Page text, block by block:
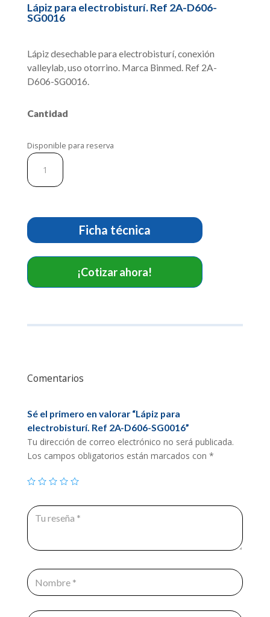
Lápiz para electrobisturí. Ref 2A-D606-
SG0016
Lápiz desechable para electrobisturí, conexión
valleylab, uso otorrino. Marca Binmed. Ref 2A-
D606-SG0016.
Cantidad
Disponible para reserva
Lápiz
electrobisturí.
2A-
D606-
SG0016
cantidad
Ficha técnica
¡Cotizar ahora!
Comentarios
Sé el primero en valorar “Lápiz para
electrobisturí. Ref 2A-D606-SG0016”
Tu dirección de correo electrónico no será publicada.
Los campos obligatorios están marcados con *